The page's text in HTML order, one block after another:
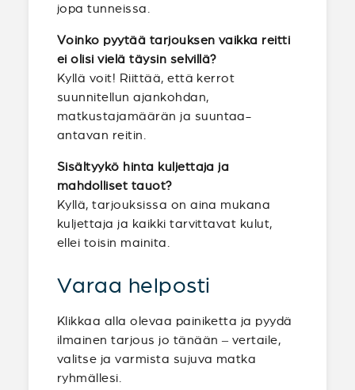
jopa tunneissa.
Voinko pyytää tarjouksen vaikka reitti
ei olisi vielä täysin selvillä?
Kyllä voit! Riittää, että kerrot
suunnitellun ajankohdan,
matkustajamäärän ja suuntaa-
antavan reitin.
Sisältyykö hinta kuljettaja ja
mahdolliset tauot?
Kyllä, tarjouksissa on aina mukana
kuljettaja ja kaikki tarvittavat kulut,
ellei toisin mainita.
Varaa helposti
Klikkaa alla olevaa painiketta ja pyydä
ilmainen tarjous jo tänään – vertaile,
valitse ja varmista sujuva matka
ryhmällesi.